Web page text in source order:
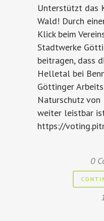
Unterstützt das
Wald! Durch
Klick beim
Stadtwerke
beitragen, dass
Helletal bei
Göttinger
Naturschutz von
weiter leistbar
https://
0